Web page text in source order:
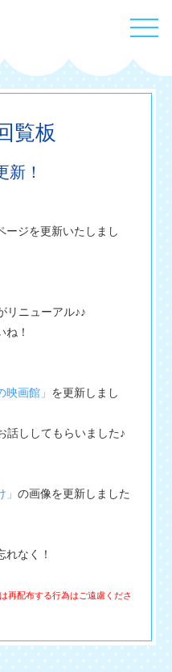
覧板
新！
ージを更新いたしまし
リニューアル♪♪
ね！
映画館」 を更新しまし
話ししてもらいました♪
」 の画像を更新しました
なく！
再配布する行為はご遠慮くださ